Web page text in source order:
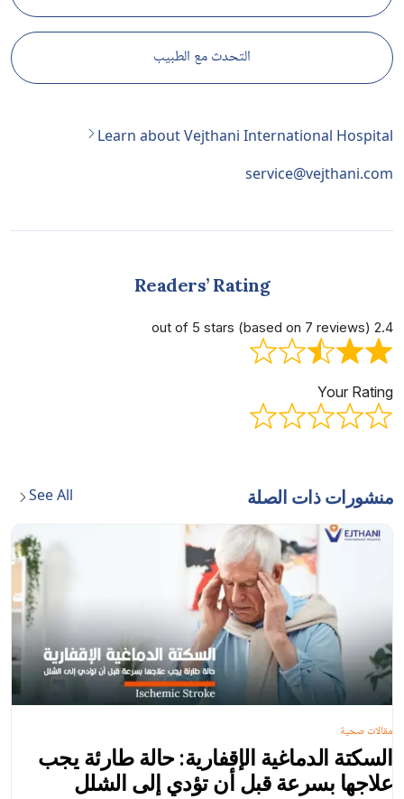
التحدث مع الطبيب
Learn about Vejthani International Hospital
service@vejthani.com
Readers’ Rating
2.4 out of 5 stars (based on 7 reviews)
Your Rating
منشورات ذات الصلة See All
السكتة الدماغية الإقفارية: حالة طارئة يجب
علاجها بسرعة قبل أن تؤدي إلى الشلل
مقالات صحية